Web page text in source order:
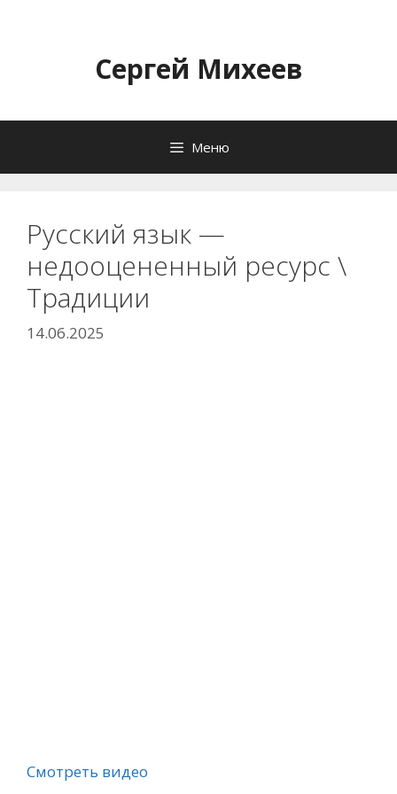
содержимомуСергей Михеев
Меню
Русский язык —
недооцененный ресурс \
Традиции
14.06.2025
Смотреть видео